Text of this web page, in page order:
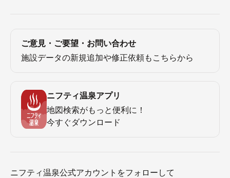
ご意見・ご要望・お問い合わせ
施設データの新規追加や修正依頼もこちらから
ニフティ温泉アプリ
地図検索がもっと便利に！
今すぐダウンロード
ニフティ温泉公式アカウントをフォローして